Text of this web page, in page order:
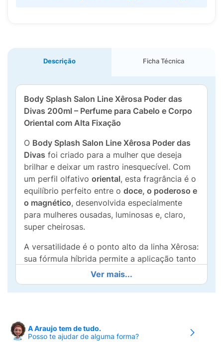
Descrição Ficha Técnica
Body Splash Salon Line Xêrosa Poder das
Divas 200ml – Perfume para Cabelo e Corpo
Oriental com Alta Fixação
O Body Splash Salon Line Xêrosa Poder das
Divas foi criado para a mulher que deseja
brilhar e deixar um rastro inesquecível. Com
um perfil olfativo oriental, esta fragrância é o
equilíbrio perfeito entre o doce, o poderoso e
o magnético, desenvolvida especialmente
para mulheres ousadas, luminosas e, claro,
super cheirosas.
A versatilidade é o ponto alto da linha Xêrosa:
sua fórmula híbrida permite a aplicação tanto
pele quanto no cabelo, garantindo uma
perfumação uniforme da cabeça aos pés.
Comalta fixação, o Poder das Divas
pesar nos fios. É o acessório invisível ideal
Ver mais...
A Araujo tem de tudo.
Posso te ajudar de alguma forma?